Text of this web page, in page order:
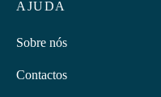
AJUDA
Sobre nós
Contactos